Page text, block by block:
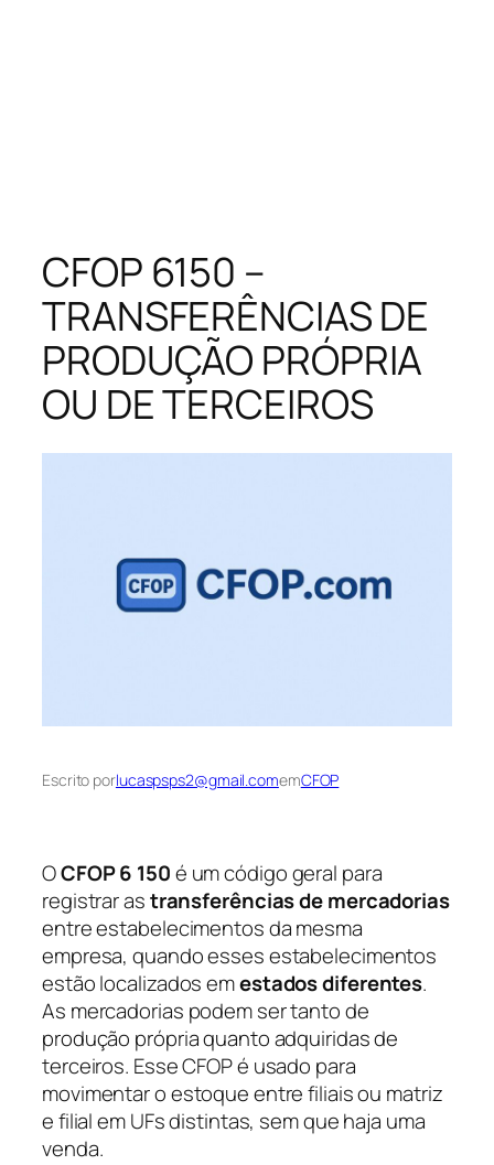
CFOP 6150 –
TRANSFERÊNCIAS DE
PRODUÇÃO PRÓPRIA
OU DE TERCEIROS
Escrito porlucaspsps2@gmail.comemCFOP
OCFOP 6 150é um código geral para
registrar astransferências de mercadorias
entre estabelecimentos da mesma
empresa, quando esses estabelecimentos
estão localizados emestados diferentes.
As mercadorias podem ser tanto de
produção própria quanto adquiridas de
terceiros. Esse CFOP é usado para
movimentar o estoque entre filiais ou matriz
e filial em UFs distintas, sem que haja uma
venda.